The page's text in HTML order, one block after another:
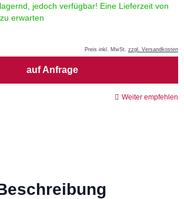
jedoch verfügbar! Eine Lieferzeit von
erwarten
Preis inkl. MwSt. zzgl. Versandkosten
auf Anfrage
Weiter empfehlen